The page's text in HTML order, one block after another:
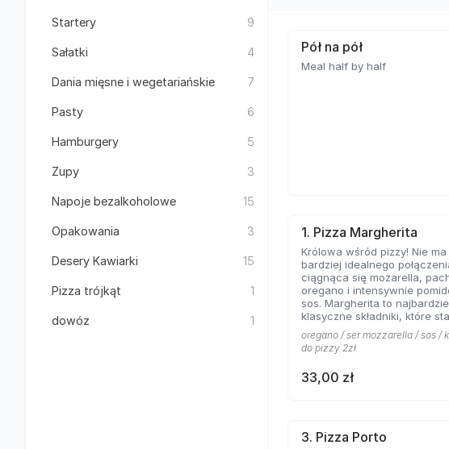
Startery 9
Sałatki 4
Dania mięsne i wegetariańskie 7
Pasty 6
Hamburgery 5
Zupy 3
Napoje bezalkoholowe 15
Opakowania 3
Desery Kawiarki 15
Pizza trójkąt 1
dowóz 1
Pół na pół
Meal half by half
1. Pizza Margherita
Królowa wśród pizzy! Nie ma
bardziej idealnego
ciągnąca się mozarella,
oregano i intensywnie
sos. Margherita to
klasyczne składniki, które
bazę każdej pizzy. Nasza
Margherita z pewnością nie
sobie równych w okolicy!
oregano / ser mozzarella / sos /
do pizzy 2zł
33,00 zł
3. Pizza Porto